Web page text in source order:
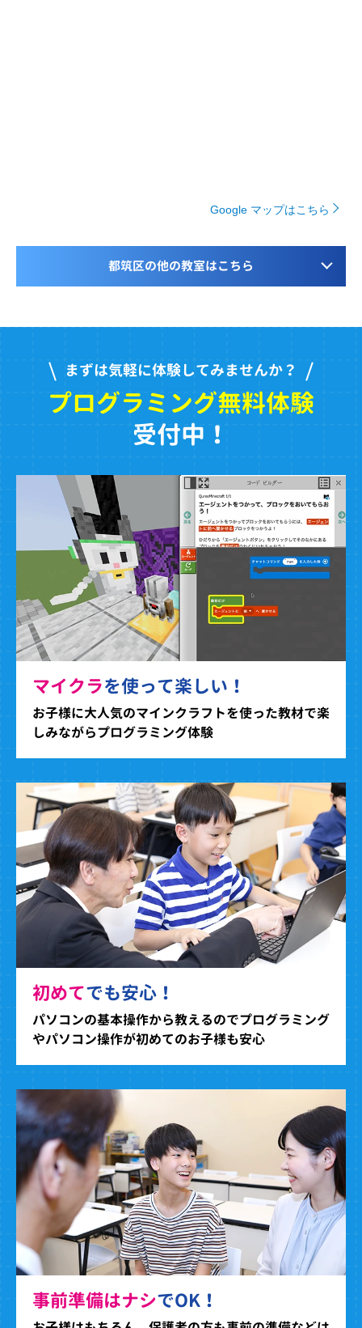
Google マップはこちら
都筑区の他の教室はこちら
まずは気軽に体験してみませんか？
プログラミング無料体験
受付中！
マイクラを使って楽しい！
お子様に大人気のマインクラフトを使った教材で楽
しみながらプログラミング体験
初めてでも安心！
パソコンの基本操作から教えるのでプログラミング
やパソコン操作が初めてのお子様も安心
事前準備はナシでOK！